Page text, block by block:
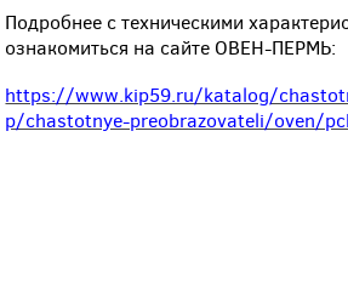
Подробнее с техническими
ознакомиться на сайте ОВЕН-ПЕРМЬ:
https://www.kip59.ru/katalog/
p/chastotnye-preobrazovateli/oven/